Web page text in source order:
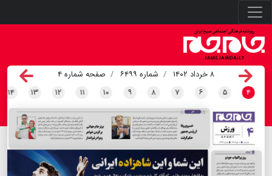
۸ خرداد ۱۴۰۲ شماره ۶۴۹۹
صفحه شماره ۴
۴ ۵ ۶ ۷ ۸ ۹ ۱۰ ۱۱ ۱۲ ۱۳ ۱۴